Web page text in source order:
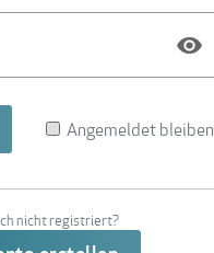
Angemeldet bleiben
nicht registriert?